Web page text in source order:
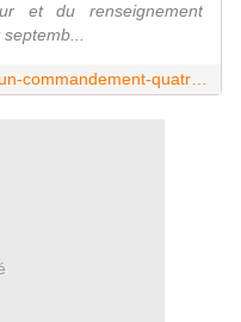
et du renseignement